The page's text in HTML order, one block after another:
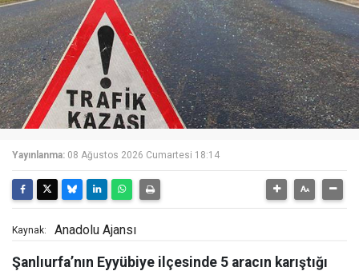
Yayınlanma: 08 Ağustos 2026 Cumartesi 18:14
Kaynak: Anadolu Ajansı
Şanlıurfa’nın Eyyübiye ilçesinde 5 aracın karıştığı